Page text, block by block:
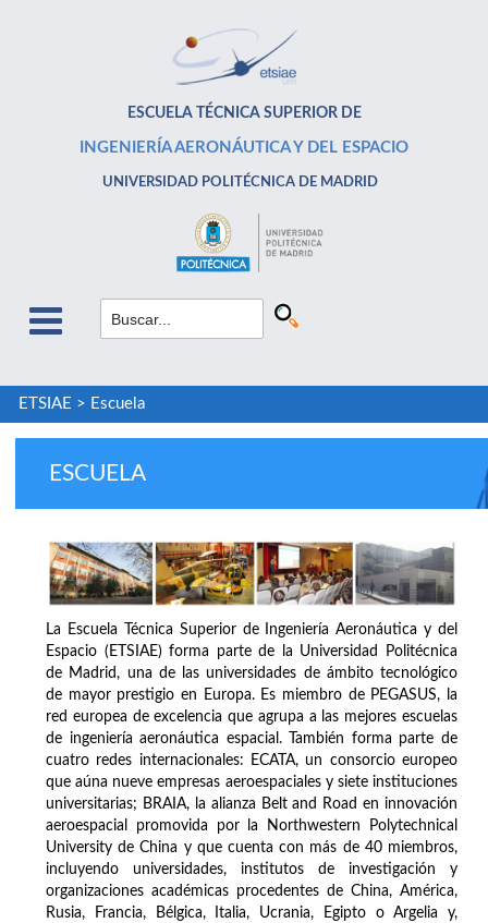
ESCUELA TÉCNICA SUPERIOR DE
INGENIERÍA AERONÁUTICA Y DEL ESPACIO
UNIVERSIDAD POLITÉCNICA DE MADRID
ETSIAE > Escuela
ESCUELA
La Escuela Técnica Superior de Ingeniería Aeronáutica y del
Espacio (ETSIAE) forma parte de la Universidad Politécnica
de Madrid, una de las universidades de ámbito tecnológico
de mayor prestigio en Europa. Es miembro de PEGASUS, la
red europea de excelencia que agrupa a las mejores escuelas
de ingeniería aeronáutica espacial. También forma parte de
cuatro redes internacionales: ECATA, un consorcio europeo
que aúna nueve empresas aeroespaciales y siete instituciones
universitarias; BRAIA, la alianza Belt and Road en innovación
aeroespacial promovida por la Northwestern Polytechnical
University de China y que cuenta con más de 40 miembros,
incluyendo universidades, institutos de investigación y
organizaciones académicas procedentes de China, América,
Rusia, Francia, Bélgica, Italia, Ucrania, Egipto o Argelia y,